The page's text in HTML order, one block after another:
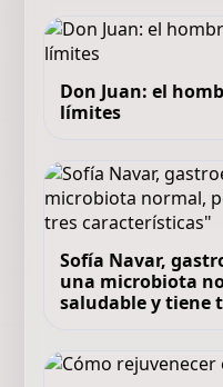
Don Juan: el
límites
Sofía Navar,
una microbiota
saludable y tiene